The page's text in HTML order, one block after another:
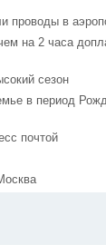
проводы в
на 2 часа
сезон
в период
почтой